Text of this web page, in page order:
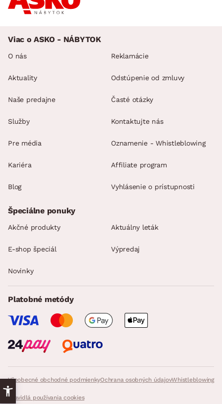
Viac o ASKO - NÁBYTOK
O nás
Aktuality
Naše predajne
Služby
Pre média
Kariéra
Blog
Reklamácie
Odstúpenie od zmluvy
Časté otázky
Kontaktujte nás
Oznamenie - Whistleblowing
Affiliate program
Vyhlásenie o prístupnosti
Všeobecné obchodné podmienkyOchrana osobných údajovWhistleblowing
Pravidlá používania cookies
Špeciálne ponuky
Akčné produkty Aktuálny leták
E-shop špeciál Výpredaj
Novinky
Platobné metódy